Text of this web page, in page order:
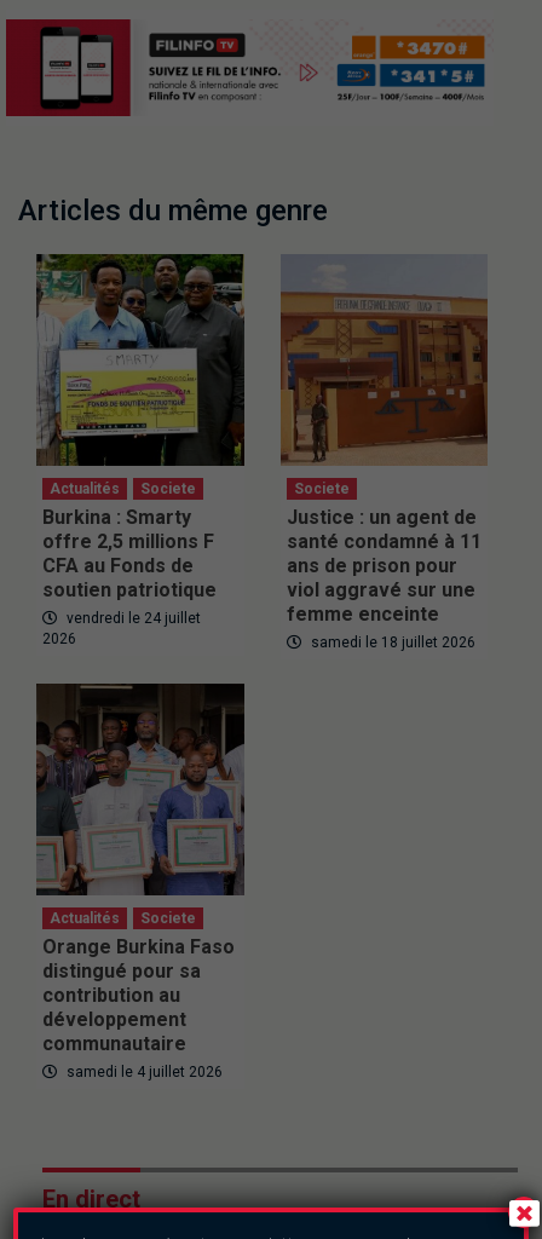
Articles du même genre
Actualités Societe
Burkina : Smarty
offre 2,5 millions F
CFA au Fonds de
soutien patriotique
vendredi le 24 juillet
2026
Societe
Justice : un agent de
santé condamné à 11
ans de prison pour
viol aggravé sur une
femme enceinte
samedi le 18 juillet 2026
Actualités Societe
Orange Burkina Faso
distingué pour sa
contribution au
développement
communautaire
samedi le 4 juillet 2026
En direct